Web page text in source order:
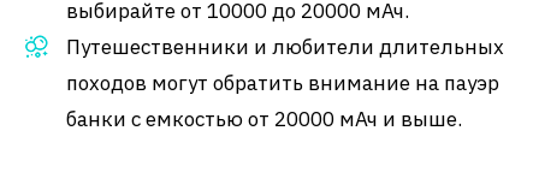
выбирайте от 10000 до 20000 мАч.
Путешественники и любители длительных
походов могут обратить внимание на пауэр
банки с емкостью от 20000 мАч и выше.